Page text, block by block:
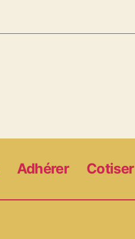
Adhérer Cotiser